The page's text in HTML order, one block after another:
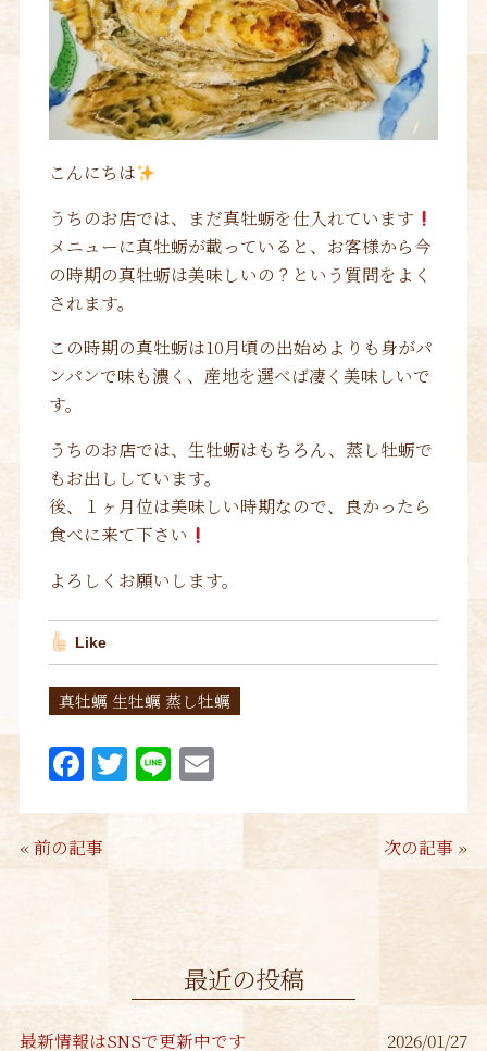
こんにちは
うちのお店では、まだ真牡蛎を仕入れています
メニューに真牡蛎が載っていると、お客様から今
の時期の真牡蛎は美味しいの？という質問をよく
されます。
この時期の真牡蛎は10月頃の出始めよりも身がパ
ンパンで味も濃く、産地を選べば凄く美味しいで
す。
うちのお店では、生牡蛎はもちろん、蒸し牡蛎で
もお出ししています。
後、１ヶ月位は美味しい時期なので、良かったら
食べに来て下さい
よろしくお願いします。
Like
真牡蠣 生牡蠣 蒸し牡蠣
F
a
c
e
k
T
w
te
Li
n
E
«前の記事 次の記事 »
最近の投稿
最新情報はSNSで更新中です 2026/01/27